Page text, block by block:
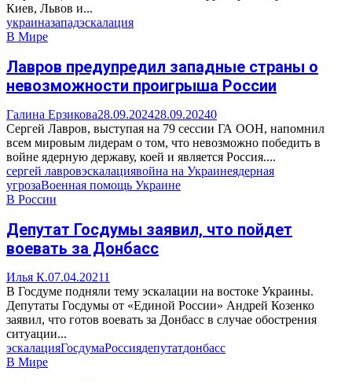
Киев, Львов и...
украиназападэскалация
В Мире
Лавров предупредил западные страны о
невозможности проигрыша России
Галина Ерзикова28.09.202428.09.20240
Сергей Лавров, выступая на 79 сессии ГА ООН, напомнил
всем мировым лидерам о том, что невозможно победить в
войне ядерную державу, коей и является Россия....
сергей лавровэскалациявойна на Украинеядерная
угрозаВоенная помощь Украине
В России
Депутат Госдумы заявил, что пойдет
воевать за Донбасс
Илья К.07.04.20211
В Госдуме подняли тему эскалации на востоке Украины.
Депутаты Госдумы от «Единой России» Андрей Козенко
заявил, что готов воевать за Донбасс в случае обострения
ситуации...
эскалацияГосдумаРоссиядепутатдонбасс
В Мире